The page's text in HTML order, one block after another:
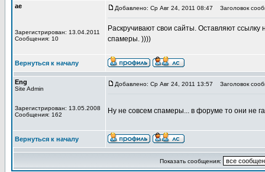
ae
Зарегистрирован: 13.04.2011
Сообщения: 10
Добавлено: Ср Авг 24, 2011 08:47 Заголовок
Раскручивают свои сайты. Оставляют
спамеры. ))))
Вернуться к началу
Eng
Site Admin
Зарегистрирован: 13.05.2008
Сообщения: 162
Добавлено: Ср Авг 24, 2011 13:57 Заголовок
Ну не совсем спамеры... в форуме то они не
Вернуться к началу
Показать сообщения: